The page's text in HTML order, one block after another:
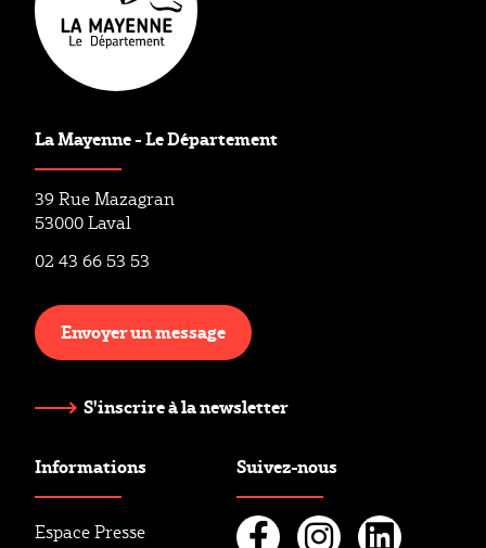
La Mayenne - Le Département
39 Rue Mazagran
53000 Laval
02 43 66 53 53
Envoyer un message
S'inscrire à la newsletter
Informations
Espace Presse
Suivez-nous